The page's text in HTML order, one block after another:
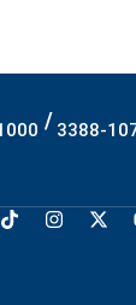
/ 3388-